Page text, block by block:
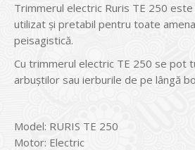
Trimmerul electric Ruris TE 250
utilizat şi pretabil pentru toate
peisagistică.
Cu trimmerul electric TE 250 se pot
arbuştilor sau ierburile de pe lângă
Model: RURIS TE 250
Motor: Electric